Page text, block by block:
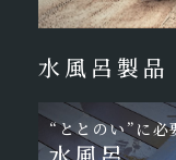
水風呂製品
“ととのい”に必